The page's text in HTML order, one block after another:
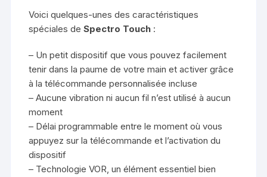
Voici quelques-unes des caractéristiques
spéciales deSpectro Touch :
– Un petit dispositif que vous pouvez facilement
tenir dans la paume de votre main et activer grâce
à la télécommande personnalisée incluse
– Aucune vibration ni aucun fil n’est utilisé à aucun
moment
– Délai programmable entre le moment où vous
appuyez sur la télécommande et l’activation du
dispositif
– Technologie VOR, un élément essentiel bien